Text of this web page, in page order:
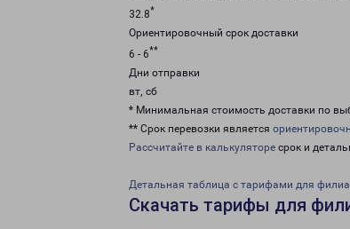
32.8*
Ориентировочный срок доставки
6 - 6**
Дни отправки
вт, сб
* Минимальная стоимость доставки по
** Срок перевозки является
Рассчитайте в калькуляторе срок и
Детальная таблица с тарифами для
Скачать тарифы для